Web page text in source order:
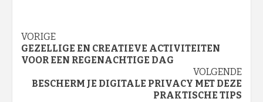
Bericht
navigatie
VORIGE
GEZELLIGE EN CREATIEVE ACTIVITEITEN
VOOR EEN REGENACHTIGE DAG
VOLGENDE
BESCHERM JE DIGITALE PRIVACY MET DEZE
PRAKTISCHE TIPS